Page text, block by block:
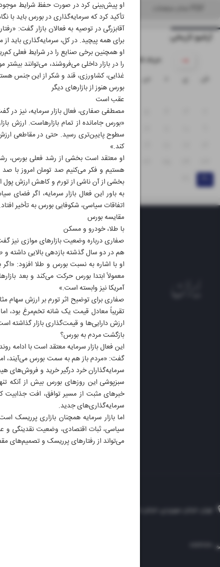
تأکید کرد که سرمایه‌گذاری در بورس باید با
آقابزرگی در توصیه به فعالان بازار گفت:
برای همه پیچید. در کل، سرمایه‌گذاری باید
او همچنین برخی صنایع را در شرایط فعلی
را در بازار داخلی می‌فروشند، می‌توانند
غذایی، کشاورزی، قند و شکر از این جنس
بورس هنوز از بازارهای دیگر
عقب است
مصطفی صفاری، فعال بازار سرمایه، نیز در
کند.»
او معتقد است بخشی از رشد فعلی بورس،
هستیم و فکر می‌کنیم صد تومان امروز با
بخشی از آن ناشی از تورم و کاهش ارزش پول
به باور این فعال بازار سرمایه، اگر
اتفاقات سیاسی، شکوفایی بورس به تأخیر
مقایسه بورس
با طلا، خودرو و مسکن
صفاری درباره وضعیت بازارهای موازی نیز
هم در دو سال گذشته بازدهی بالایی داشته و
او با اشاره به نسبت بورس و طلا افزود:
معمولاً ابتدا بورس حرکت می‌کند و بعد
آمریکا نیز وابسته است.»
صفاری برای توضیح اثر تورم بر ارزش سهام
تقریباً معادل قیمت یک شانه تخم‌مرغ
ارزش دارایی‌ها و قیمت‌گذاری بازار گذاشته
بازگشت مردم به بورس؟
این فعال بازار سرمایه معتقد است با ادامه
گفت: «مردم باز هم به سمت بورس می‌آیند،
سرمایه‌گذاران خرد درگیر خرید و فروش‌های
سبزپوشی این روزهای بورس بیش از آنکه
خبرهای مثبت از مسیر توافق، افت جذابیت
سرمایه‌گذاری‌های جدید.
اما بازار سرمایه همچنان بازاری پرریسک
سیاسی، ثبات اقتصادی، وضعیت نقدینگی و
می‌تواند از رفتارهای پرریسک و تصمیم‌های
آرشیو تاریخی
۱۴۰۵ خرداد
پ ج
۷
۸
۱۴
۱۵
۲۰ ۲۱
۲۷ ۲۸
۲۹
الوفاق
تهران، خیابان سهروردی، خیابان خرمشهر، نرسیده به مصلی، موسسه فرهنگی-مطبوعاتی ایران